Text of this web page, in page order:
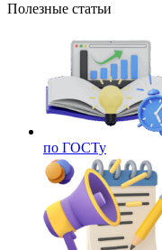
Полезные статьи
по ГОСТу